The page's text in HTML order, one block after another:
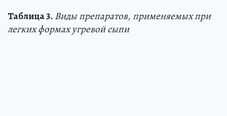
Таблица 3.Виды препаратов, применяемых при
легких формах угревой сыпи